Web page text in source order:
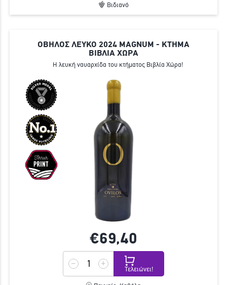
Βιδιανό
ΟΒΗΛΟΣ ΛΕΥΚΟ 2024 MAGNUM - ΚΤΗΜΑ
ΒΙΒΛΙΑ ΧΩΡΑ
Η λευκή ναυαρχίδα του κτήματος Βιβλία Χώρα!
€69,40
Τελειώνει!